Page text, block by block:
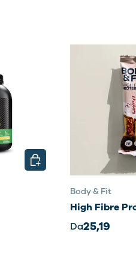
SCEGLI OPZIONI
Body & Fit
High Fibre
Da25,19